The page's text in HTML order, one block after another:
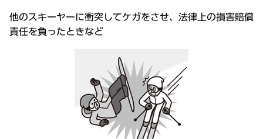
他のスキーヤーに衝突してケガをさせ、法律上の損害賠償
責任を負ったときなど